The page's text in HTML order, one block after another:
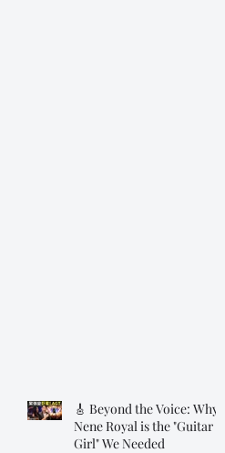
🎸 Beyond the Voice: Why
Nene Royal is the "Guitar
Girl" We Needed